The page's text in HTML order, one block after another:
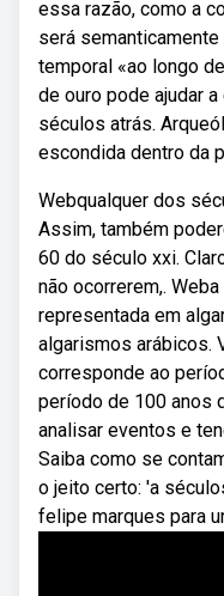
essa razão, como a
será
temporal «ao longo
de ouro pode ajudar
séculos atrás.
escondida dentro da
Webqualquer dos
Assim, também
60 do século xxi.
não ocorrerem,.
representada em
algarismos arábicos.
corresponde ao
período de 100 anos
analisar eventos e
Saiba como se
o jeito certo: 'a
felipe marques para